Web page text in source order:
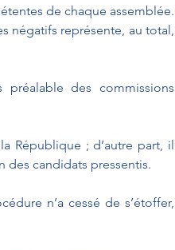
de chaque assemblée.
négatifs représente, au total,
préalable des commissions
République ; d’autre part, il
des candidats pressentis.
n’a cessé de s’étoffer,